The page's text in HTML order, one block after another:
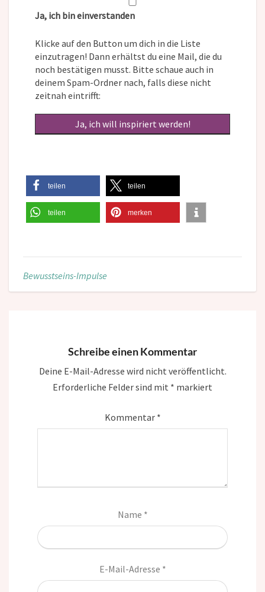
Ja, ich bin einverstanden
Klicke auf den Button um dich in die Liste
einzutragen! Dann erhältst du eine Mail, die du
noch bestätigen musst. Bitte schaue auch in
deinem Spam-Ordner nach, falls diese nicht
zeitnah eintrifft:
teilen teilen
teilen merken
Bewusstseins-Impulse
Schreibe einen Kommentar
Deine E-Mail-Adresse wird nicht veröffentlicht.
Erforderliche Felder sind mit * markiert
Kommentar *
Name *
E-Mail-Adresse *